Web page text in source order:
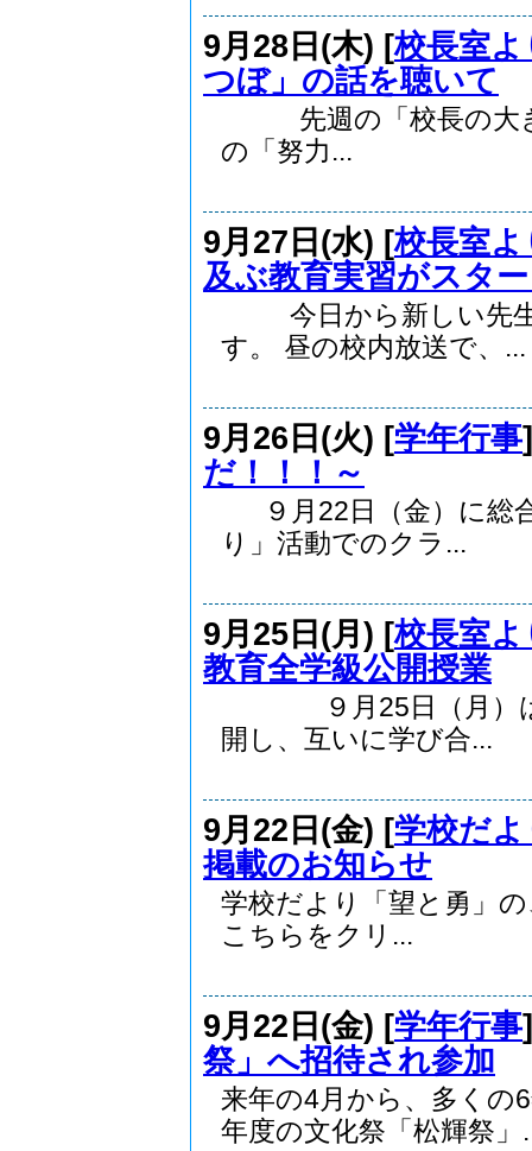
9月28日(木) [校長室よ
つぼ」の話を聴いて
先週の「校長の大き
の「努力...
9月27日(水) [校長室よ
及ぶ教育実習がスタ
今日から新しい先生
す。 昼の校内放送で、...
9月26日(火) [学年行事
だ！！！～
９月22日（金）に総
り」活動でのクラ...
9月25日(月) [校長室よ
教育全学級公開授業
９月25日（月）は全
開し、互いに学び合...
9月22日(金) [学校だ
掲載のお知らせ
学校だより「望と勇」
こちらをクリ...
9月22日(金) [学年行事
祭」へ招待され参加
来年の4月から、多くの
年度の文化祭「松輝祭」